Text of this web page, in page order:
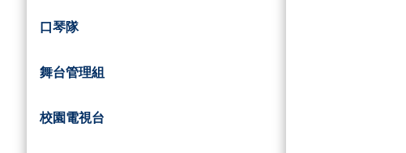
口琴隊
舞台管理組
校園電視台